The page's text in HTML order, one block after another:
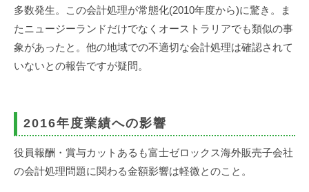
多数発生。この会計処理が常態化(2010年度から)に驚き。ま
たニュージーランドだけでなくオーストラリアでも類似の事
象があったと。他の地域での不適切な会計処理は確認されて
いないとの報告ですが疑問。
2016年度業績への影響
役員報酬・賞与カットあるも富士ゼロックス海外販売子会社
の会計処理問題に関わる金額影響は軽微とのこと。